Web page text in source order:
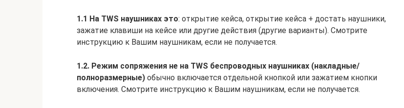
1.1 На TWS наушниках это: открытие кейса, открытие кейса + достать наушники,
зажатие клавиши на кейсе или другие действия (другие варианты). Смотрите
инструкцию к Вашим наушникам, если не получается.
1.2. Режим сопряжения не на TWS беспроводных наушниках (накладные/
полноразмерные) обычно включается отдельной кнопкой или зажатием кнопки
включения. Смотрите инструкцию к Вашим наушникам, если не получается.